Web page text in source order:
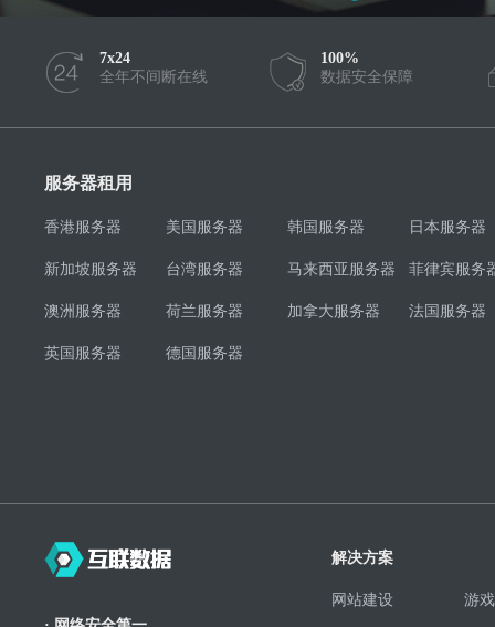
7x24
全年不间断在线
100%
数据安全保障
服务器租用
香港服务器 美国服务器 韩国服务器 日本服务器
新加坡服务器 台湾服务器 马来西亚服务器 菲律宾服务
澳洲服务器 荷兰服务器 加拿大服务器 法国服务器
英国服务器 德国服务器
解决方案
网站建设 游